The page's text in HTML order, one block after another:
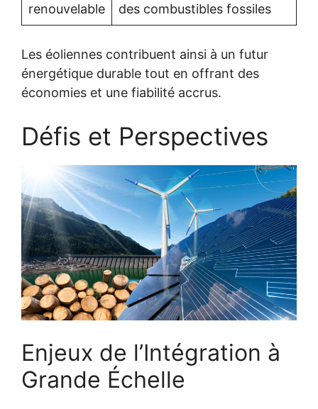
renouvelable
des combustibles fossiles
Les éoliennes contribuent ainsi à un futur
énergétique durable tout en offrant des
économies et une fiabilité accrus.
Défis et Perspectives
Enjeux de l’Intégration à
Grande Échelle